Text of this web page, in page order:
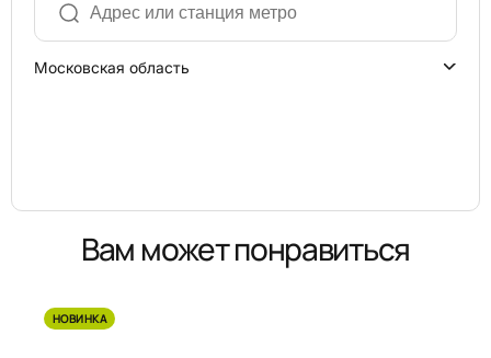
Московская область
Вам может понравиться
НОВИНКА